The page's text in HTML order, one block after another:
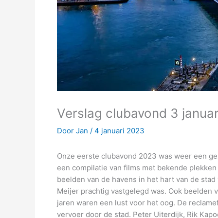
Verslag clubavond 3
Door Jan / 4 januari 2023
Onze eerste clubavond 2023 was weer een
een compilatie van films met bekende
beelden van de havens in het hart van de
Meijer prachtig vastgelegd was. Ook beelden
jaren waren een lust voor het oog. De
vervoer door de stad. Peter Uiterdijk, Rik